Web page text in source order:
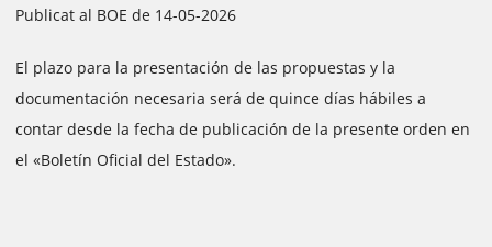
Publicat al BOE de 14-05-2026
El plazo para la presentación de las propuestas y la
documentación necesaria será de quince días hábiles a
contar desde la fecha de publicación de la presente orden en
el «Boletín Oficial del Estado».